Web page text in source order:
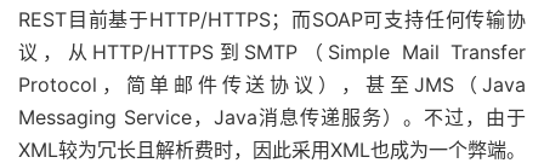
REST目前基于HTTP/HTTPS；而SOAP可支持任何传输协
议，从HTTP/HTTPS到SMTP（Simple Mail Transfer
Protocol，简单邮件传送协议），甚至JMS（Java
Messaging Service，Java消息传递服务）。不过，由于
XML较为冗长且解析费时，因此采用XML也成为一个弊端。